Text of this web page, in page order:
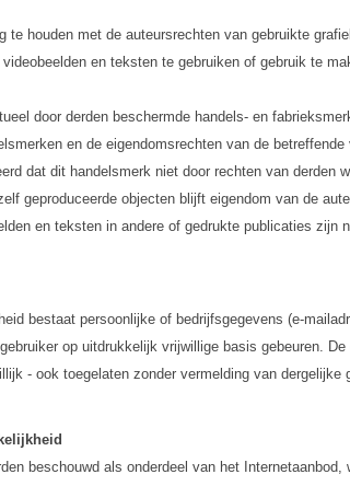
te houden met de auteursrechten van gebruikte
en teksten te gebruiken of gebruik te
door derden beschermde handels- en
en de eigendomsrechten van de
dat dit handelsmerk niet door rechten van derden
geproduceerde objecten blijft eigendom van de
en teksten in andere of gedrukte publicaties zijn
bestaat persoonlijke of bedrijfsgegevens (e-
op uitdrukkelijk vrijwillige basis gebeuren.
- ook toegelaten zonder vermelding van dergelijke
beschouwd als onderdeel van het